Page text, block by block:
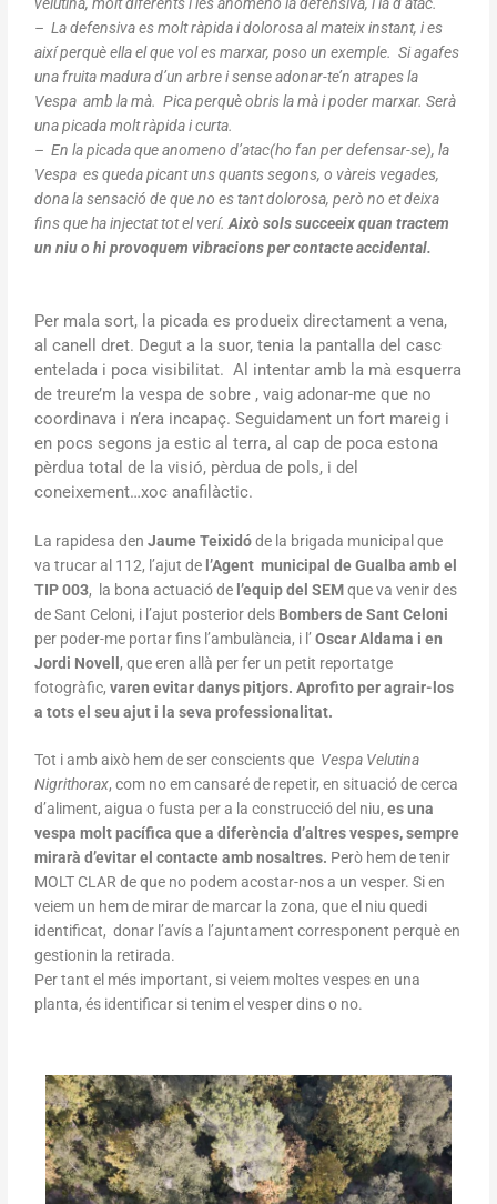
– La defensiva es molt ràpida i dolorosa al mateix instant, i es
així perquè ella el que vol es marxar, poso un exemple. Si agafes
una fruita madura d’un arbre i sense adonar-te’n atrapes la
Vespa amb la mà. Pica perquè obris la mà i poder marxar. Serà
una picada molt ràpida i curta.
– En la picada que anomeno d’atac(ho fan per defensar-se), la
Vespa es queda picant uns quants segons, o vàreis vegades,
dona la sensació de que no es tant dolorosa, però no et deixa
fins que ha injectat tot el verí.Això sols succeeix quan tractem
un niu o hi provoquem vibracions per contacte accidental.
Per mala sort, la picada es produeix directament a vena,
al canell dret. Degut a la suor, tenia la pantalla del casc
entelada i poca visibilitat. Al intentar amb la mà esquerra
de treure’m la vespa de sobre , vaig adonar-me que no
coordinava i n’era incapaç. Seguidament un fort mareig i
en pocs segons ja estic al terra, al cap de poca estona
pèrdua total de la visió, pèrdua de pols, i del
coneixement…xoc anafilàctic.
La rapidesa denJaume Teixidóde la brigada municipal que
va trucar al 112, l’ajut de l’Agent municipal de Gualba amb el
TIP 003, la bona actuació de l’equip del SEMque va venir des
de Sant Celoni, i l’ajut posterior dels Bombers de Sant Celoni
per poder-me portar fins l’ambulància, i l’Oscar Aldama i en
Jordi Novell, que eren allà per fer un petit reportatge
fotogràfic,varen evitar danys pitjors. Aprofito per agrair-los
a tots el seu ajut i la seva professionalitat.
Tot i amb això hem de ser conscients que Vespa Velutina
Nigrithorax, com no em cansaré de repetir, en situació de cerca
d’aliment, aigua o fusta per a la construcció del niu,es una
vespa molt pacífica que a diferència d’altres vespes, sempre
mirarà d’evitar el contacte amb nosaltres. Però hem de tenir
MOLT CLAR de que no podem acostar-nos a un vesper. Si en
veiem un hem de mirar de marcar la zona, que el niu quedi
identificat, donar l’avís a l’ajuntament corresponent perquè en
gestionin la retirada.
Per tant el més important, si veiem moltes vespes en una
planta, és identificar si tenim el vesper dins o no.